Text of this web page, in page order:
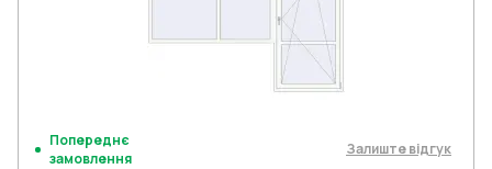
Попереднє
замовлення
Залиште відгук